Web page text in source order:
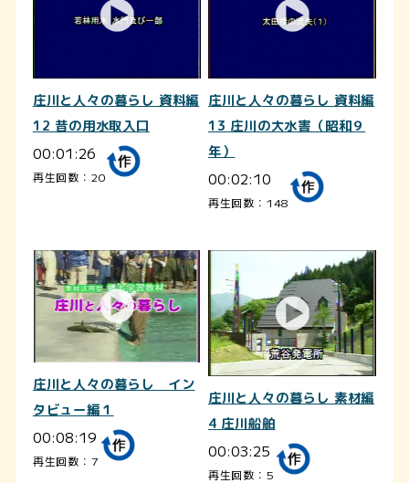
庄川と人々の暮らし 資料編
12 昔の用水取入口
00:01:26
再生回数：20
庄川と人々の暮らし 資料編
13 庄川の大水害（昭和９
年）
00:02:10
再生回数：148
庄川と人々の暮らし イン
タビュー編１
00:08:19
再生回数：7
庄川と人々の暮らし 素材編
4 庄川船舶
00:03:25
再生回数：5